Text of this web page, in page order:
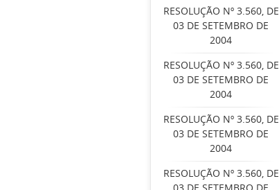
RESOLUÇÃO Nº 3.560, DE
03 DE SETEMBRO DE
2004
RESOLUÇÃO Nº 3.560, DE
03 DE SETEMBRO DE
2004
RESOLUÇÃO Nº 3.560, DE
03 DE SETEMBRO DE
2004
RESOLUÇÃO Nº 3.560, DE